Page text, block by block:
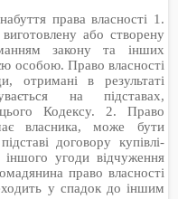
права власності 1.
або створену
закону та інших
особою. Право власності
отримані в результаті
на підставах,
Кодексу. 2. Право
власника, може бути
договору купівлі-
угоди відчуження
право власності
у спадок до іншим